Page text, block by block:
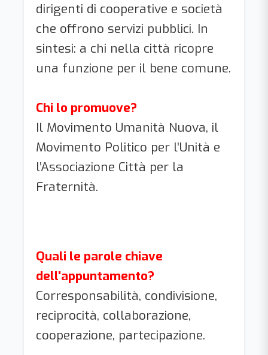
dirigenti di cooperative e società
che offrono servizi pubblici. In
sintesi: a chi nella città ricopre
una funzione per il bene comune.
Chi lo promuove?
Il Movimento Umanità Nuova, il
Movimento Politico per l’Unità e
l’Associazione Città per la
Fraternità.
Quali le parole chiave
dell'appuntamento?
Corresponsabilità, condivisione,
reciprocità, collaborazione,
cooperazione, partecipazione.